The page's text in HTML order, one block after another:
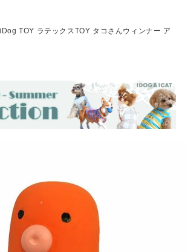
TOY ラテックスTOY タコさんウィンナー ア